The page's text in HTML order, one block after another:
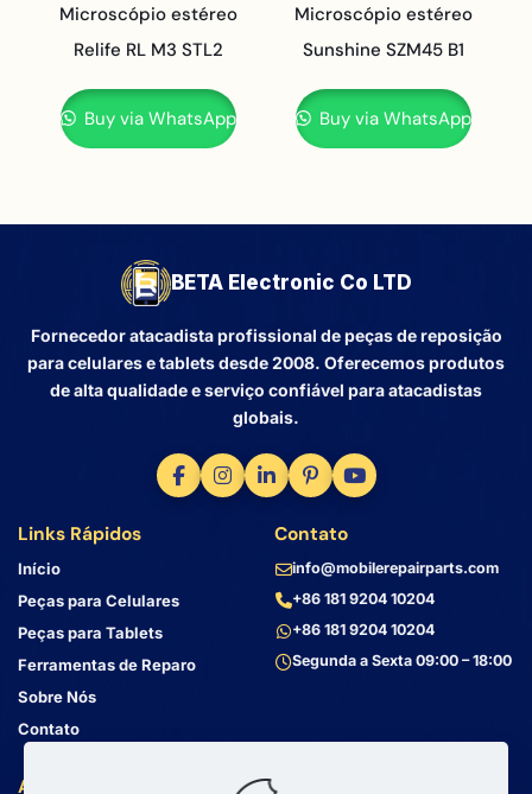
Microscópio estéreo
Relife RL M3 STL2
Buy via WhatsApp
Microscópio estéreo
Sunshine SZM45 B1
Buy via WhatsApp
BETA Electronic Co LTD
Fornecedor atacadista profissional de peças de reposição
para celulares e tablets desde 2008. Oferecemos produtos
de alta qualidade e serviço confiável para atacadistas
globais.
Links Rápidos
Início
Peças para Celulares
Peças para Tablets
Ferramentas de Reparo
Sobre Nós
Contato
Atendimento ao Cliente
Contato
info@mobilerepairparts.com
+86 181 9204 10204
+86 181 9204 10204
Segunda a Sexta 09:00 – 18:00
Endereço